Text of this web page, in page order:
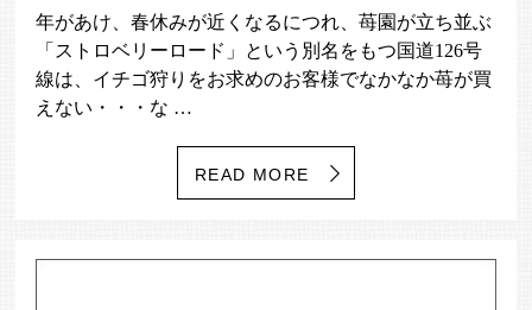
年があけ、春休みが近くなるにつれ、苺園が立ち並ぶ
「ストロベリーロード」という別名をもつ国道126号
線は、イチゴ狩りをお求めのお客様でなかなか苺が買
えない・・・な …
READ MORE